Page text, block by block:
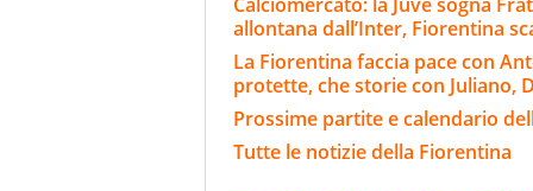
allontana dall’Inter, Fiorentina
La Fiorentina faccia pace con
protette, che storie con Juliano,
Prossime partite e calendario
Tutte le notizie della Fiorentina